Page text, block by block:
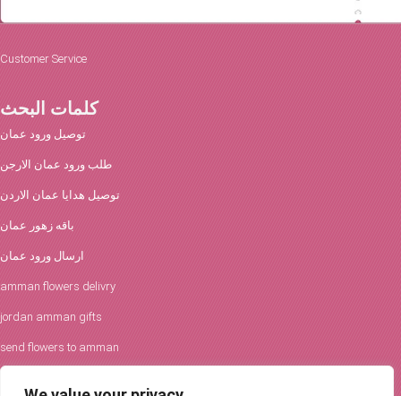
Customer Service
كلمات البحث
توصيل ورود عمان
طلب ورود عمان الارجن
توصيل هدايا عمان الاردن
باقه زهور عمان
ارسال ورود عمان
amman flowers delivry
jordan amman gifts
send flowers to amman